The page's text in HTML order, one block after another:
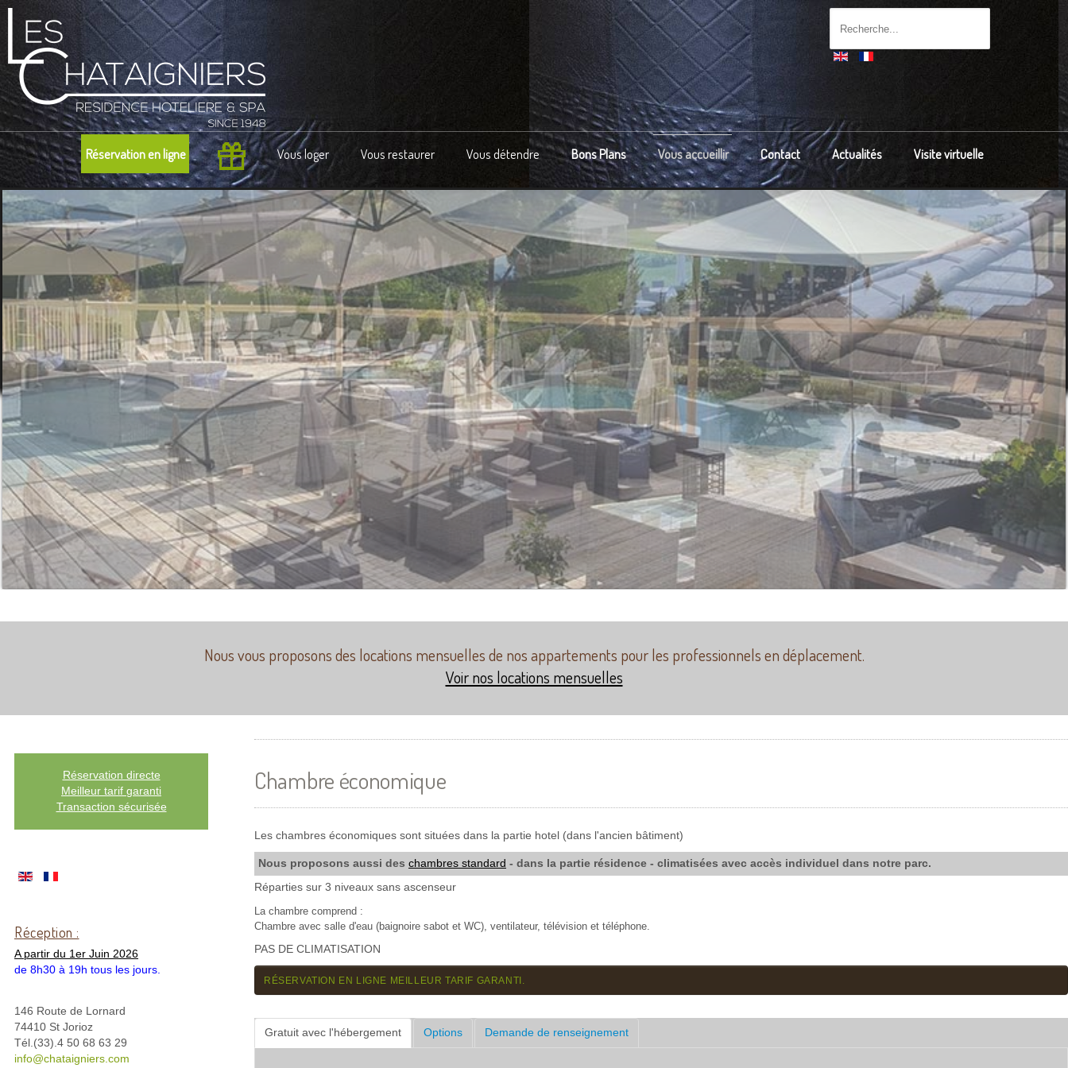
Réservation en ligne Vous loger Vous restaurer Vous détendre Bons Plans Vous accueillir Contact Actualités Visite virtuelle
Nous vous proposons des locations mensuelles de nos appartements pour les professionnels en déplacement.
Voir nos locations mensuelles
Réservation directe
Meilleur tarif garanti
Transaction sécurisée
Réception :
A partir du 1er Juin 2026
de 8h30 à 19h tous les jours.
146 Route de Lornard
74410 St Jorioz
Tél.(33).4 50 68 63 29
info@chataigniers.com
Chambre économique
Les chambres économiques sont situées dans la partie hotel (dans l'ancien bâtiment)
Nous proposons aussi des chambres standard - dans la partie résidence - climatisées avec accès individuel dans notre parc.
Réparties sur 3 niveaux sans ascenseur
La chambre comprend :
Chambre avec salle d'eau (baignoire sabot et WC), ventilateur, télévision et téléphone.
PAS DE CLIMATISATION
RÉSERVATION EN LIGNE MEILLEUR TARIF GARANTI.
Gratuit avec l'hébergement Options Demande de renseignement